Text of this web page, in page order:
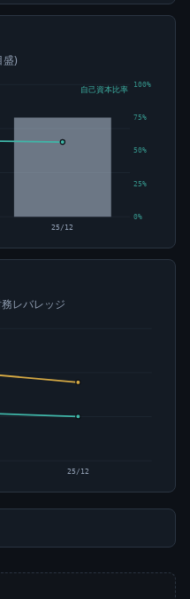
盛)
0%
25%
50%
75%
100%
25/12
自己資本比率
レバレッジ
25/12